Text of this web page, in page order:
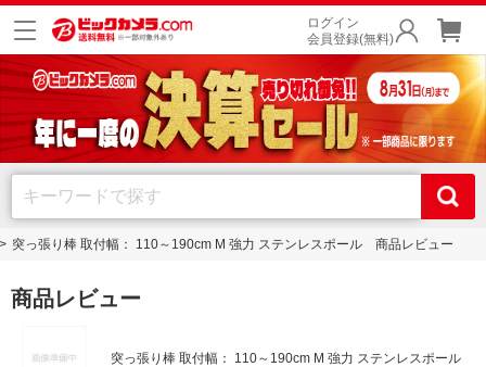
ログイン
会員登録(無料)
突っ張り棒 取付幅： 110～190cm M 強力 ステンレスポール 商品レビュー
商品レビュー
突っ張り棒 取付幅： 110～190cm M 強力 ステンレスポール